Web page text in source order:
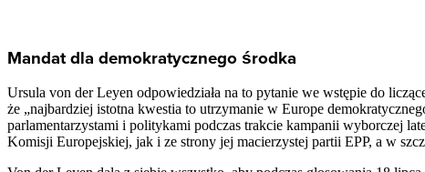
Mandat dla demokratycznego środka
Ursula von der Leyen odpowiedziała na to pytanie we wstępie do
że „najbardziej istotna kwestia to utrzymanie w Europe
parlamentarzystami i politykami podczas trakcie kampanii wyborczej
Komisji Europejskiej, jak i ze strony jej macierzystej partii EPP, a w